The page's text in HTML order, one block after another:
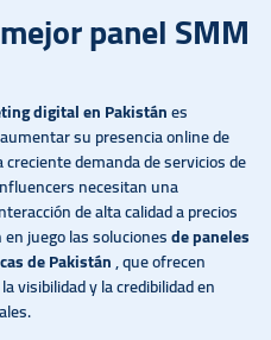
mejor panel SMM
digital en Pakistánes
su presencia online de
demanda de servicios de
necesitan una
de alta calidad a precios
juego las solucionesde paneles
de Pakistán, que ofrecen
visibilidad y la credibilidad en